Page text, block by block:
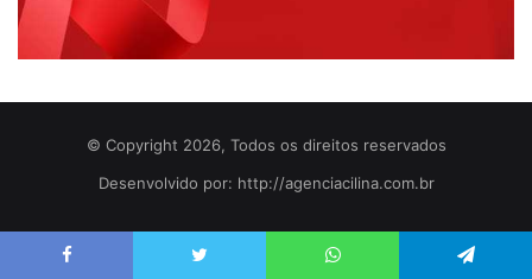
© Copyright 2026, Todos os direitos reservados
Desenvolvido por: http://agenciacilina.com.br